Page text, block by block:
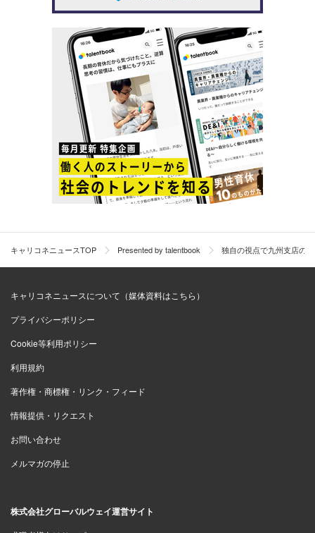
▲JET販売担当時代。お世話になった取引先の皆様との一枚
満尾が出光興産に入社してから、2021年4月で15年になり
満尾 「最初の5年間は関西支店で、セルフサービス
た。そこでは特販店の営業を担当し、その後の本社
また、途中から経営企画部と兼務して新規事業検討
に関わり、そこから九州支店に来て2年が経ちます。
燃料油販売部門でもさまざまな仕事を経験している
ほうだと思います」
満尾が九州支店に異動したのは、出光興産と昭和シェルが
経営統合したタイミングでした。九州では両社の支店長と
とても仕事がしやすい環境でした。
キャリコネニュースTOP Presented by talentbook 独自の視点で九州支店の
キャリコネニュースについて（媒体資料はこちら）
プライバシーポリシー
Cookie等利用ポリシー
利用規約
著作権・商標権・リンク・フィード
情報提供・リクエスト
お問い合わせ
メルマガの停止
株式会社グローバルウェイ運営サイト